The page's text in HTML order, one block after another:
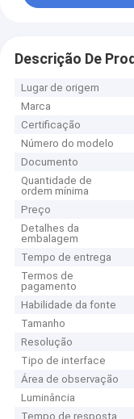
Descrição De
Lugar de origem
Marca
Certificação
Número do modelo
Documento
Quantidade de
ordem mínima
Preço
Detalhes da
embalagem
Tempo de entrega
Termos de
pagamento
Habilidade da fonte
Tamanho
Resolução
Tipo de interface
Área de observação
Luminância
Tempo de resposta